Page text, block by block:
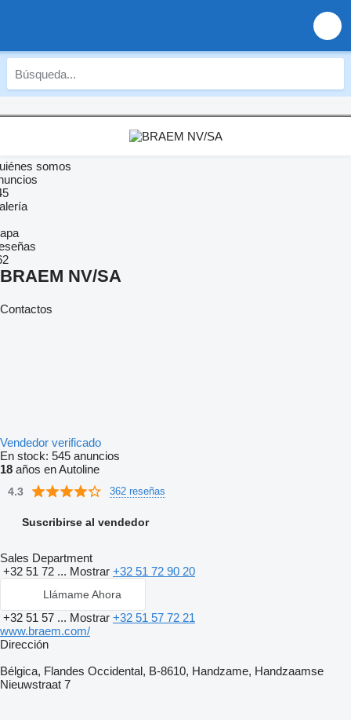
somos
BRAEM NV/SA
Contactos
Vendedor verificado
En stock: 545 anuncios
18 años en Autoline
4.3 362 reseñas
Suscribirse al vendedor
Sales Department
+32 51 72 ... Mostrar +32 51 72 90 20
Llámame Ahora
+32 51 57 ... Mostrar +32 51 57 72 21
www.braem.com/
Dirección
Bélgica, Flandes Occidental, B-8610, Handzame, Handzaamse
Nieuwstraat 7